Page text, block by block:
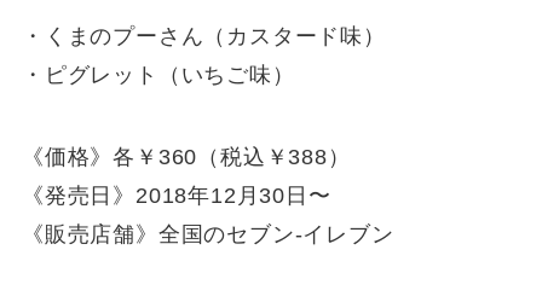
・くまのプーさん（カスタード味）
・ピグレット（いちご味）
《価格》各￥360（税込￥388）
《発売日》2018年12月30日〜
《販売店舗》全国のセブン-イレブン